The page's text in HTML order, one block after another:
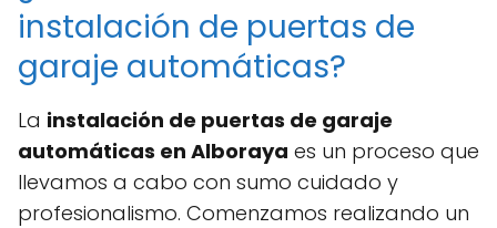
instalación de puertas de
garaje automáticas?
La instalación de puertas de garaje
automáticas en Alboraya es un proceso que
llevamos a cabo con sumo cuidado y
profesionalismo. Comenzamos realizando un